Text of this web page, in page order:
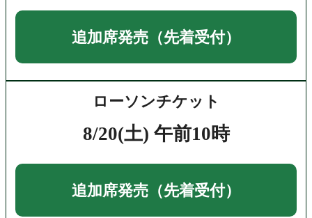
追加席発売（先着受付）
ローソンチケット
8/20(土) 午前10時
追加席発売（先着受付）